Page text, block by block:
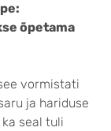
õpetama
vormistati
ja hariduse
seal tuli